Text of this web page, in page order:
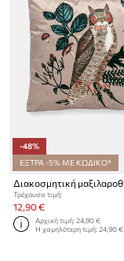
-48%
ΕΞΤΡΑ -5% ΜΕ ΚΩΔΙΚΟ*
Τρέχουσα τιμή:
12,90 €
Αρχική τιμή:24,90 €
Η χαμηλότερη τιμή:24,90 €